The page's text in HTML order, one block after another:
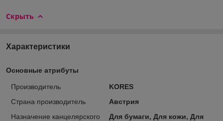
Скрыть
Характеристики
Основные атрибуты
Производитель
KORES
Страна производитель
Австрия
Назначение канцелярского
Для бумаги, Для кожи, Для